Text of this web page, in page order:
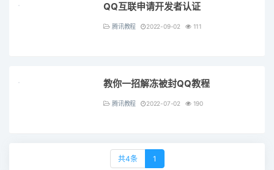
QQ互联申请开发者认证
腾讯教程 2022-09-02 111
教你一招解冻被封QQ教程
腾讯教程 2022-07-02 190
共4条 1